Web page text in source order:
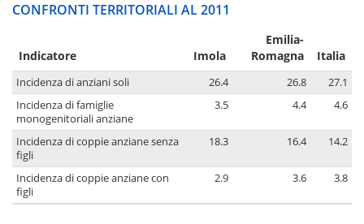
CONFRONTI TERRITORIALI AL 2011
Indicatore Imola
Emilia-
Romagna
Italia
Incidenza di anziani soli 26.4 26.8
27.1
Incidenza di famiglie
monogenitoriali anziane
3.5 4.4 4.6
Incidenza di coppie anziane senza
figli
18.3 16.4 14.2
Incidenza di coppie anziane con
figli
2.9 3.6 3.8